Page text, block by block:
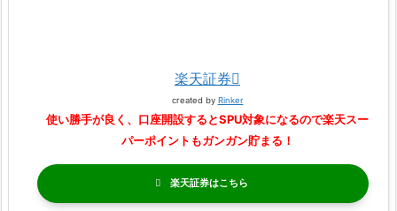
楽天証券
created by Rinker
使い勝手が良く、口座開設するとSPU対象になるので楽天スー
パーポイントもガンガン貯まる！
楽天証券